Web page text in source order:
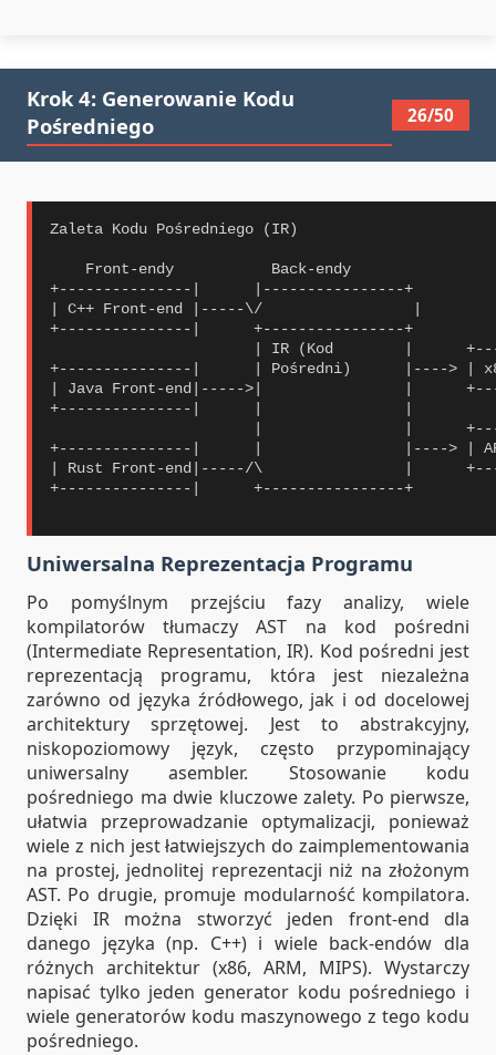
Krok 4: Generowanie Kodu
Pośredniego
26/50
Uniwersalna Reprezentacja Programu
Po pomyślnym przejściu fazy analizy, wiele
kompilatorów tłumaczy AST na kod pośredni
(Intermediate Representation, IR). Kod pośredni jest
reprezentacją programu, która jest niezależna
zarówno od języka źródłowego, jak i od docelowej
architektury sprzętowej. Jest to abstrakcyjny,
niskopoziomowy język, często przypominający
uniwersalny asembler. Stosowanie kodu
pośredniego ma dwie kluczowe zalety. Po pierwsze,
ułatwia przeprowadzanie optymalizacji, ponieważ
wiele z nich jest łatwiejszych do zaimplementowania
na prostej, jednolitej reprezentacji niż na złożonym
AST. Po drugie, promuje modularność kompilatora.
Dzięki IR można stworzyć jeden front-end dla
danego języka (np. C++) i wiele back-endów dla
różnych architektur (x86, ARM, MIPS). Wystarczy
napisać tylko jeden generator kodu pośredniego i
wiele generatorów kodu maszynowego z tego kodu
pośredniego.
Zaleta Kodu Pośredniego (IR)
    Front-endy           Back-endy
+---------------|      |----------------+
| C++ Front-end |-----\/                 |
+---------------|      +----------------+
| IR (Kod        |
+---------------|      | Pośredni)      |----> | x86
| Java Front-end|----->|                |
+---------------|      |                |
|                |
+---------------|      |                |----> | ARM
| Rust Front-end|-----/\                |
+---------------|      +----------------+